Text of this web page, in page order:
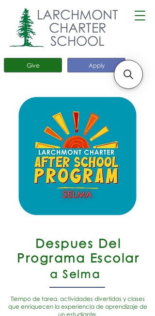
Apply
Give
LARCHMONT
CHARTER
SCHOOL
Despues Del
Programa Escolar
a Selma
Tiempo de tarea, actividades divertidas y clases
que enriquecen la experiencia de aprendizaje de
un estudiante.